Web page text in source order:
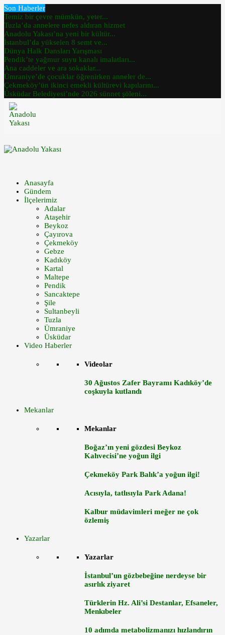
Son Haberler
Temiz bir çevre mümkün, yeter...
Tuzla’da annelere nefes aldıran hizmet
Anadolu Yakası’na yeni bir kültür...
İstanbul’da yükselen 8 semt ve...
Dünya Halk Dansları Yarışması
Pendik’te yağmur suyu kanalı imalatları...
Ana caddeler ve ara sokaklar...
Ümraniye’de çocuklar öğrenirken anneler de...
Çekmeköy’ün ikinci emekli kültürevi kapılarını...
Üsküdar Belediyesi’nde 2026 sünnet şöleni...
Anasayfa
Gündem
İlçelerimiz
Adalar
Ataşehir
Beykoz
Çayırova
Çekmeköy
Gebze
Kadıköy
Kartal
Maltepe
Pendik
Sancaktepe
Şile
Sultanbeyli
Tuzla
Ümraniye
Üsküdar
Video Haberler
Videolar
30 Ağustos Zafer Bayramı Kadıköy’de
coşkuyla kutlandı
Mekanlar
Mekanlar
Boğaz’ın yeni gözdesi Beykoz
Kahvecisi’ne yoğun ilgi
Çekmeköy Park Balık’a yoğun ilgi!
Acısıyla, tatlısıyla Park Adana!
Kalbur müdavimleri meğer ne çok
özlemiş
Yazarlar
Yazarlar
İstanbul’un gözbebeğine nerdeyse bir
asırlık ziyaret
Türklerin Hz. Ali’si Destanlar, Efsaneler,
Menkıbeler
10 adımda metabolizmanızı hızlandırın